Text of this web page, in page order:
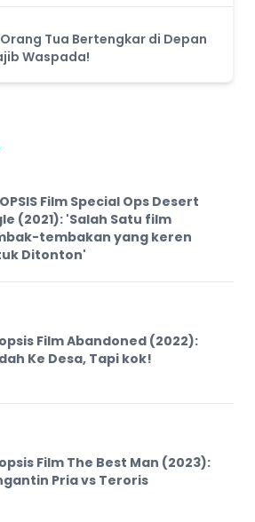
Tua Bertengkar di Depan
Waspada!
Film Special Ops Desert
(2021): 'Salah Satu film
tembakan yang keren
Ditonton'
Film Abandoned (2022):
Ke Desa, Tapi kok!
Film The Best Man (2023):
Pria vs Teroris